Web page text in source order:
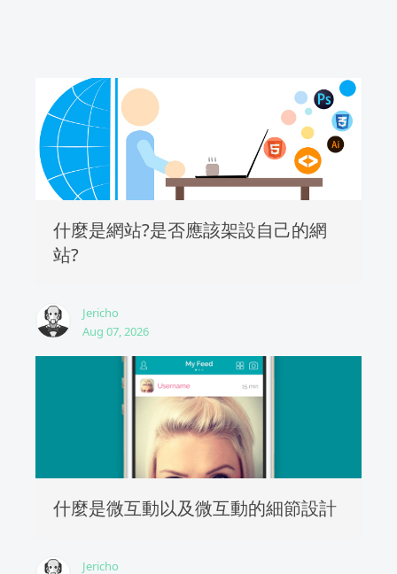
什麼是網站?是否應該架設自己的網
站?
Jericho
Aug 07, 2026
什麼是微互動以及微互動的細節設計
Jericho